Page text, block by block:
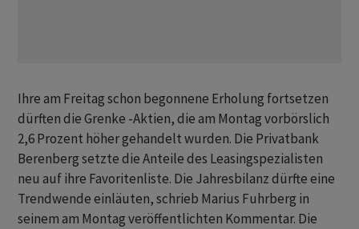
Ihre am Freitag schon begonnene Erholung fortsetzen
dürften die Grenke -Aktien, die am Montag vorbörslich
2,6 Prozent höher gehandelt wurden. Die Privatbank
Berenberg setzte die Anteile des Leasingspezialisten
neu auf ihre Favoritenliste. Die Jahresbilanz dürfte eine
Trendwende einläuten, schrieb Marius Fuhrberg in
seinem am Montag veröffentlichten Kommentar. Die